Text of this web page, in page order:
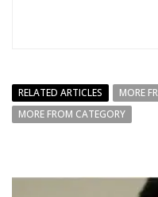
RELATED ARTICLES
MORE
MORE FROM CATEGORY